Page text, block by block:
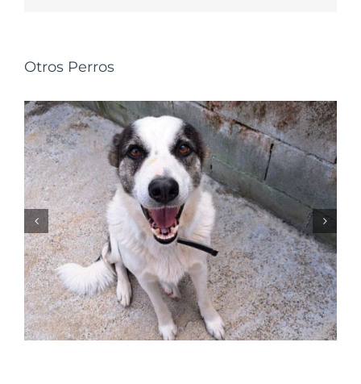
Otros Perros
NALA